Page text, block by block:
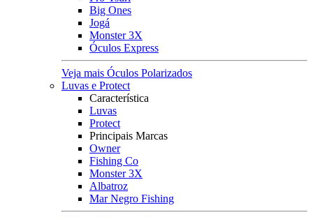
Big Ones
Jogá
Monster 3X
Óculos Express
Veja mais Óculos Polarizados
Luvas e Protect
Característica
Luvas
Protect
Principais Marcas
Owner
Fishing Co
Monster 3X
Albatroz
Mar Negro Fishing